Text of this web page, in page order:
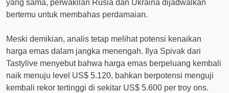
yang sama, perwakilan Rusia dan Ukraina dijadwalkan
bertemu untuk membahas perdamaian.
Meski demikian, analis tetap melihat potensi kenaikan
harga emas dalam jangka menengah. Ilya Spivak dari
Tastylive menyebut bahwa harga emas berpeluang kembali
naik menuju level US$ 5.120, bahkan berpotensi menguji
kembali rekor tertinggi di sekitar US$ 5.600 per troy ons.